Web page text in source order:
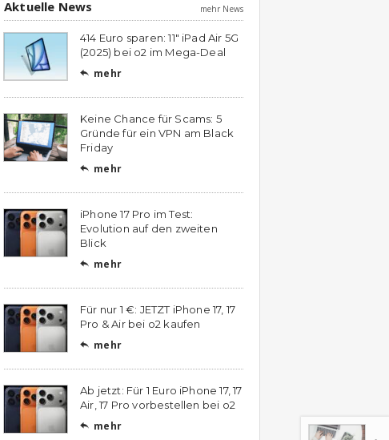
Aktuelle News mehr News
414 Euro sparen: 11″ iPad Air 5G
(2025) bei o2 im Mega-Deal
 mehr
Keine Chance für Scams: 5
Gründe für ein VPN am Black
Friday
 mehr
iPhone 17 Pro im Test:
Evolution auf den zweiten
Blick
 mehr
Für nur 1 €: JETZT iPhone 17, 17
Pro & Air bei o2 kaufen
 mehr
Ab jetzt: Für 1 Euro iPhone 17, 17
Air, 17 Pro vorbestellen bei o2
 mehr